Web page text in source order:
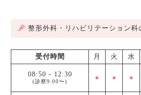
整形外科・リハビリテーション科
受付時間 月 火 水
08:50 - 12:30
(診察9:00〜) ● ● ●